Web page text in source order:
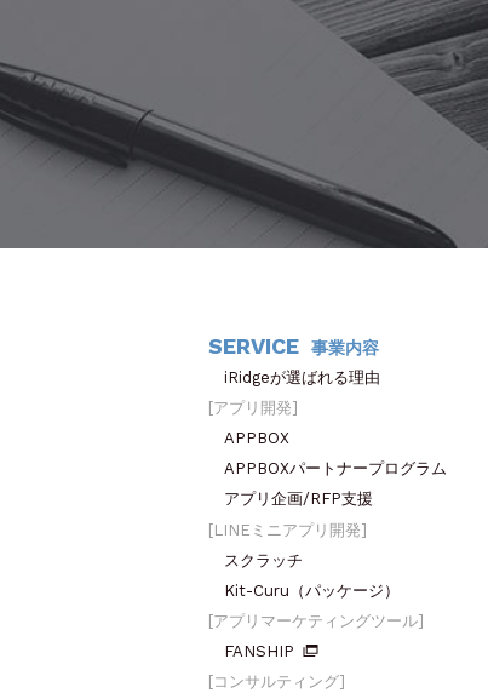
SERVICE 事業内容
iRidgeが選ばれる理由
アプリ開発
APPBOX
APPBOXパートナープログラム
アプリ企画/RFP支援
LINEミニアプリ開発
スクラッチ
Kit-Curu（パッケージ）
アプリマーケティングツール
FANSHIP
コンサルティング